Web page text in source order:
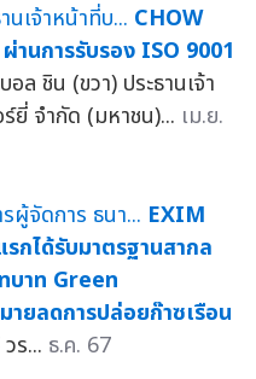
CHOW
นการรับรอง ISO 9001
ล ชิน (ขวา) ประธานเจ้า
ยี่ จำกัด (มหาชน)... เม.ย.
EXIM
กได้รับมาตรฐานสากล
บาท Green
ยลดการปล่อยก๊าซเรือน
ร... ธ.ค. 67